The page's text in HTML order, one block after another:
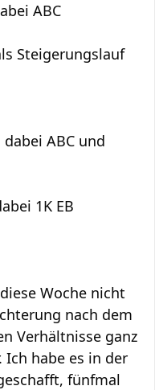
ABC
Steigerungslauf
dabei ABC und
1K EB
Woche nicht
nach dem
Verhältnisse ganz
Ich habe es in der
fünfmal